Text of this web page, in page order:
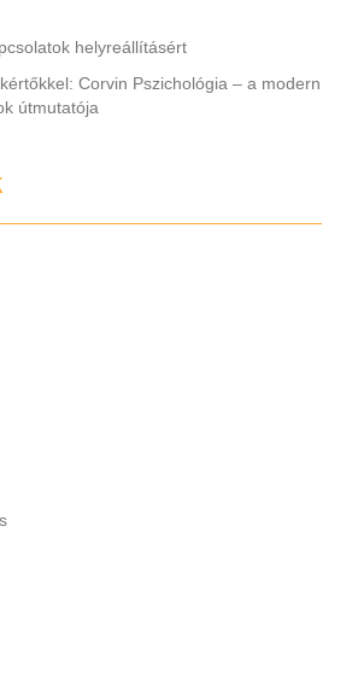
helyreállításért
Corvin Pszichológia – a modern
útmutatója